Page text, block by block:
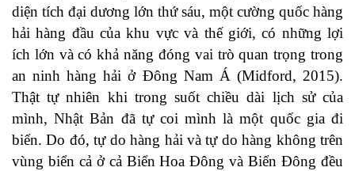
diện tích đại dương lớn thứ sáu, một cường quốc hàng
hải hàng đầu của khu vực và thế giới, có những lợi
ích lớn và có khả năng đóng vai trò quan trọng trong
an ninh hàng hải ở Đông Nam Á (Midford, 2015).
Thật tự nhiên khi trong suốt chiều dài lịch sử của
mình, Nhật Bản đã tự coi mình là một quốc gia đi
biển. Do đó, tự do hàng hải và tự do hàng không trên
vùng biển cả ở cả Biển Hoa Đông và Biển Đông đều